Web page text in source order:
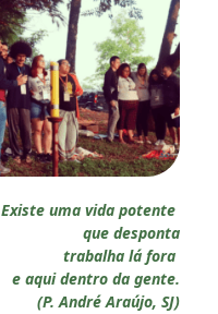
Existe uma vida potente
que desponta
trabalha lá fora
e aqui dentro da gente.
(P. André Araújo, SJ)